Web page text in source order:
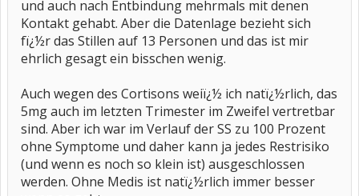
und auch nach Entbindung mehrmals mit denen
Kontakt gehabt. Aber die Datenlage bezieht sich
fï¿½r das Stillen auf 13 Personen und das ist mir
ehrlich gesagt ein bisschen wenig.
Auch wegen des Cortisons weiï¿½ ich natï¿½rlich, das
5mg auch im letzten Trimester im Zweifel vertretbar
sind. Aber ich war im Verlauf der SS zu 100 Prozent
ohne Symptome und daher kann ja jedes Restrisiko
(und wenn es noch so klein ist) ausgeschlossen
werden. Ohne Medis ist natï¿½rlich immer besser